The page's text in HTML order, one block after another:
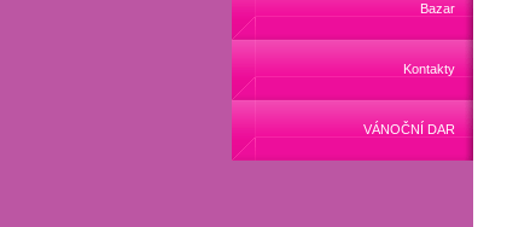
Bazar
Kontakty
VÁNOČNÍ DAR